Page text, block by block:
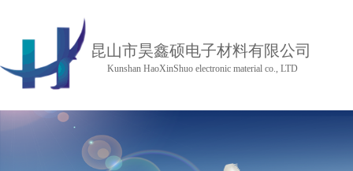
昆山市昊鑫硕电子材料有限公司
Kunshan HaoXinShuo electronic material co., LTD